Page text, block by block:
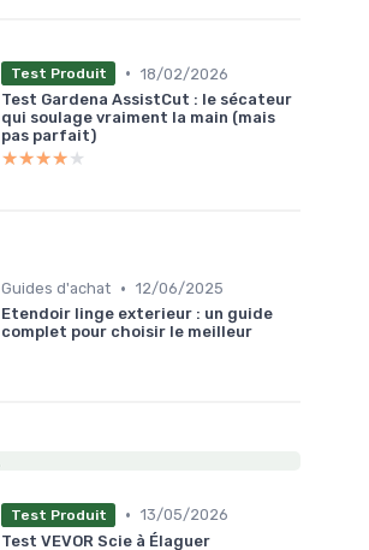
Test Produit • 18/02/2026
Test Gardena AssistCut : le sécateur
qui soulage vraiment la main (mais
pas parfait)
★★★★★
★★★★★
Guides d'achat • 12/06/2025
Etendoir linge exterieur : un guide
complet pour choisir le meilleur
Test Produit • 13/05/2026
Test VEVOR Scie à Élaguer